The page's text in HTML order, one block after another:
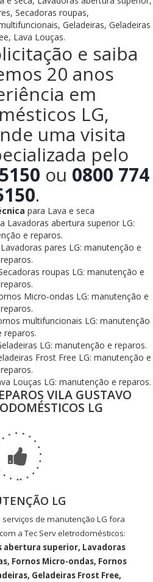
Secadoras roupas,
Geladeiras, Geladeiras
Lava Louças.
e saiba
20 anos
em
LG,
uma visita
pelo
ou 0800 774
.
para Lava e seca
Lavadoras abertura superior LG:
e reparos.
pares LG: manutenção e
reparos.
roupas LG: manutenção e
reparos.
Micro-ondas LG: manutenção e
reparos.
multifuncionais LG: manutenção
reparos.
LG: manutenção e reparos.
Frost Free LG: manutenção e
reparos.
Louças LG: manutenção e reparos.
VILA GUSTAVO
LG
LG
de manutenção LG fora
a Tec Serv eletrodomésticos:
abertura superior, Lavadoras
Fornos Micro-ondas, Fornos
Geladeiras Frost Free,